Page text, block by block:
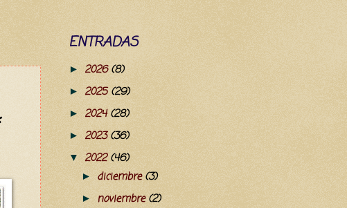
ENTRADAS
► 2026(8)
► 2025(29)
► 2024(28)
► 2023(36)
▼ 2022(46)
► diciembre(3)
► noviembre(2)